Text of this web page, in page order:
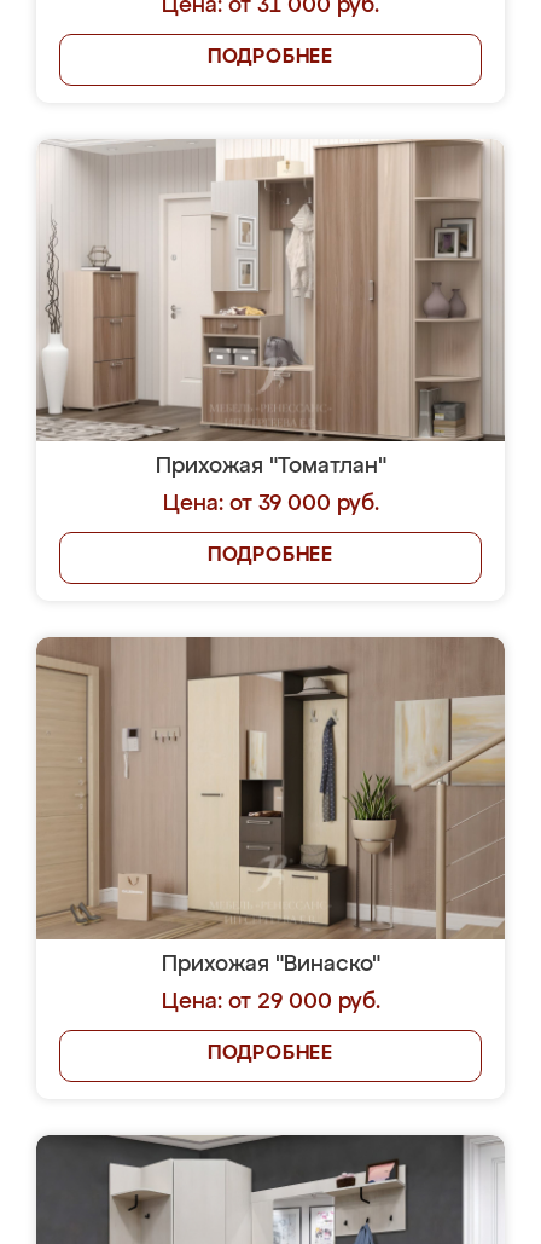
Цена: от 31 000 руб.
ПОДРОБНЕЕ
Прихожая "Томатлан"
Цена: от 39 000 руб.
ПОДРОБНЕЕ
Прихожая "Винаско"
Цена: от 29 000 руб.
ПОДРОБНЕЕ